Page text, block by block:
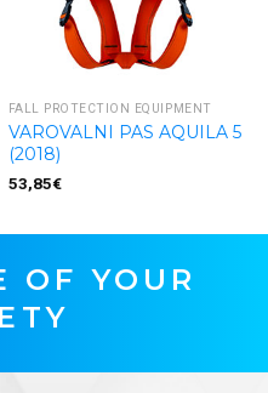
FALL PROTECTION EQUIPMENT
VAROVALNI PAS AQUILA 5
(2018)
53,85€
OF YOUR